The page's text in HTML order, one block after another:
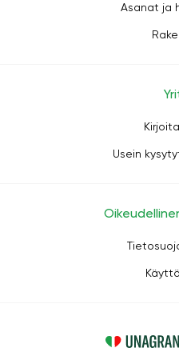
Asanat ja
Usein